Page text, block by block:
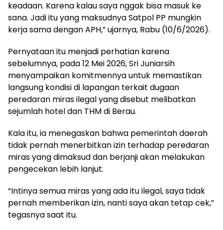
keadaan. Karena kalau saya nggak bisa masuk ke
sana. Jadi itu yang maksudnya Satpol PP mungkin
kerja sama dengan APH,” ujarnya, Rabu (10/6/2026).
Pernyataan itu menjadi perhatian karena
sebelumnya, pada 12 Mei 2026, Sri Juniarsih
menyampaikan komitmennya untuk memastikan
langsung kondisi di lapangan terkait dugaan
peredaran miras ilegal yang disebut melibatkan
sejumlah hotel dan THM di Berau.
Kala itu, ia menegaskan bahwa pemerintah daerah
tidak pernah menerbitkan izin terhadap peredaran
miras yang dimaksud dan berjanji akan melakukan
pengecekan lebih lanjut.
“Intinya semua miras yang ada itu ilegal, saya tidak
pernah memberikan izin, nanti saya akan tetap cek,”
tegasnya saat itu.